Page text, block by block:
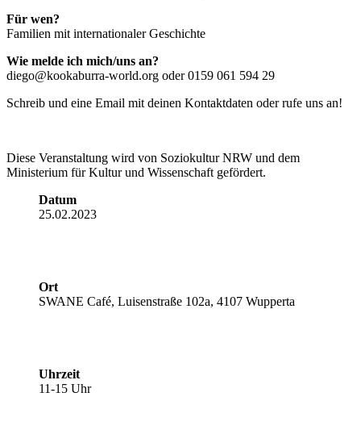
Für wen?
Familien mit internationaler Geschichte
Wie melde ich mich/uns an?
diego@kookaburra-world.org oder 0159 061 594 29
Schreib und eine Email mit deinen Kontaktdaten oder rufe uns an!
Diese Veranstaltung wird von Soziokultur NRW und dem
Ministerium für Kultur und Wissenschaft gefördert.
Datum
25.02.2023
Ort
SWANE Café, Luisenstraße 102a, 4107 Wupperta
Uhrzeit
11-15 Uhr